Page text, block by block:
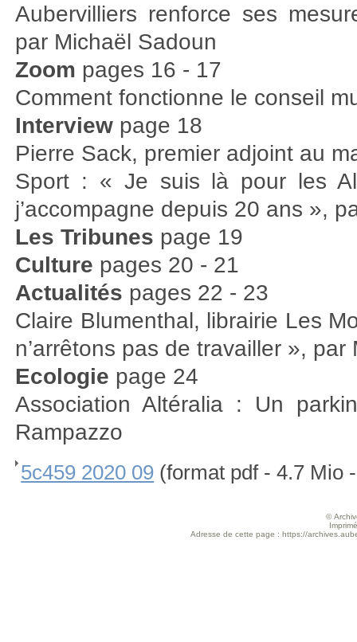
Aubervilliers renforce ses
par Michaël Sadoun
Zoom pages 16 - 17
Comment fonctionne le conseil
Interview page 18
Pierre Sack, premier adjoint au
Sport : « Je suis là pour les
j’accompagne depuis 20 ans »,
Les Tribunes page 19
Culture pages 20 - 21
Actualités pages 22 - 23
Claire Blumenthal, librairie Les
n’arrêtons pas de travailler », par
Ecologie page 24
Association Altéralia : Un
Rampazzo
5c459 2020 09 (format pdf - 4.7 Mio
©
Adresse de cette page : https://